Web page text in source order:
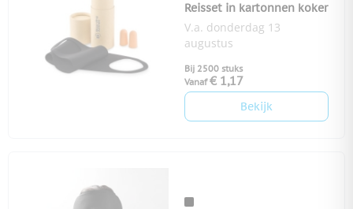
Reisset in kartonnen koker
V.a. donderdag 13
augustus
Bij 2500 stuks
Vanaf € 1,17
Bekijk